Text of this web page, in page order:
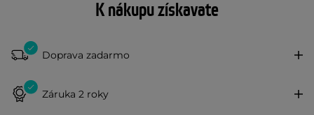
K nákupu získavate
Doprava zadarmo
Záruka 2 roky